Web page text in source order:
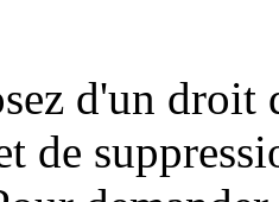
d'un droit
de